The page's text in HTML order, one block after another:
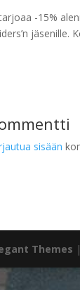
-15%
sisään
Themes